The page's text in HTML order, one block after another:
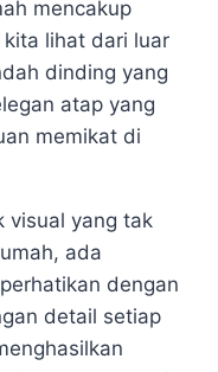
mencakup
lihat dari luar
dinding yang
atap yang
memikat di
visual yang tak
ada
dengan
detail setiap